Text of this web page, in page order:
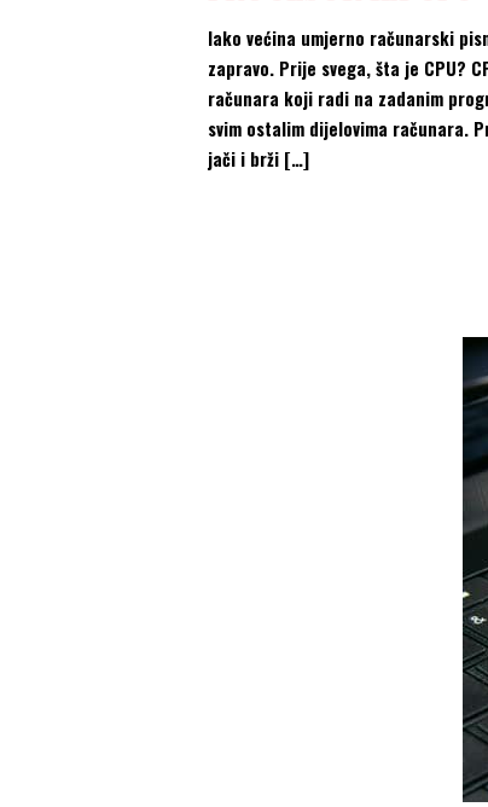
Iako većina umjerno računarski
zapravo. Prije svega, šta je CPU?
računara koji radi na zadanim
svim ostalim dijelovima računara.
jači i brži […]